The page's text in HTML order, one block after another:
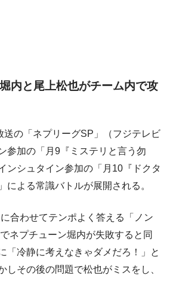
内と尾上松也がチーム内で攻
送の「ネプリーグSP」（フジテレビ
参加の「月9『ミステリと言う勿
ンシュタイン参加の「月10『ドクタ
による常識バトルが展開される。
合わせてテンポよく答える「ノン
ネプチューン堀内が失敗すると同
「冷静に考えなきゃダメだろ！」と
しその後の問題で松也がミスをし、